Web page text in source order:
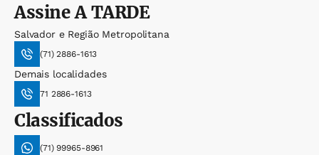
AssineA TARDE
Salvador e Região Metropolitana
(71) 2886-1613
Demais localidades
71 2886-1613
Classificados
(71) 99965-8961